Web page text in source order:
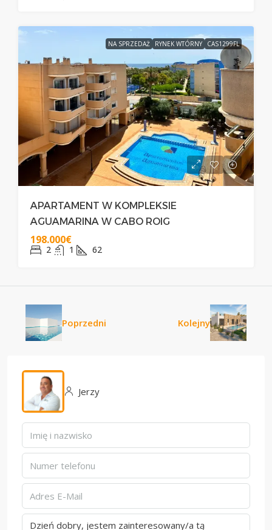
NA SPRZEDAŻ RYNEK WTÓRNY CAS1299FL
APARTAMENT W KOMPLEKSIE
AGUAMARINA W CABO ROIG
198.000€
2 1 62
Poprzedni Kolejny
Jerzy